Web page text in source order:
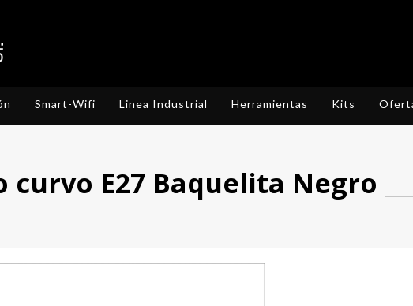
Smart-Wifi Linea Industrial Herramientas Kits
curvo E27 Baquelita Negro